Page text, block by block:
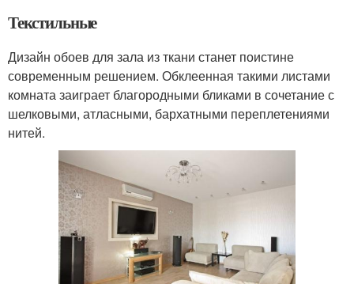
Текстильные
Дизайн обоев для зала из ткани станет поистине
современным решением. Обклеенная такими листами
комната заиграет благородными бликами в сочетание с
шелковыми, атласными, бархатными переплетениями
нитей.